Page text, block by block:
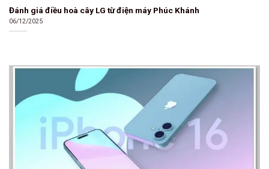
Đánh giá điều hoà cây LG từ điện máy Phúc Khánh
06/12/2025